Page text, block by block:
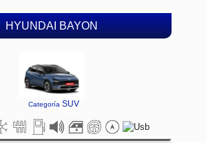
HYUNDAI BAYON
Categoría SUV